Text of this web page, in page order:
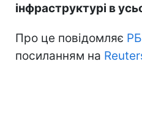
інфраструктурі в
Про це повідомляє
посиланням на